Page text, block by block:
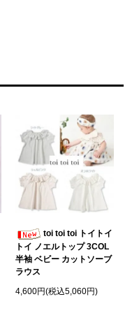
toi toi toi トイトイ
トイ ノエルトップ 3COL
半袖 ベビー カットソーブ
ラウス
4,600円(税込5,060円)